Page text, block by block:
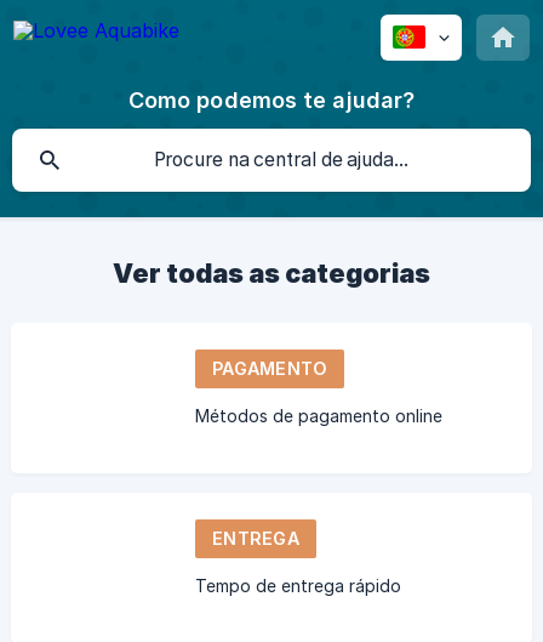
Como podemos te ajudar?
Ver todas as categorias
PAGAMENTO
Métodos de pagamento online
ENTREGA
Tempo de entrega rápido